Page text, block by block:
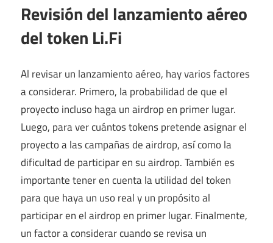
Revisión del lanzamiento aéreo
del token Li.Fi
Al revisar un lanzamiento aéreo, hay varios factores
a considerar. Primero, la probabilidad de que el
proyecto incluso haga un airdrop en primer lugar.
Luego, para ver cuántos tokens pretende asignar el
proyecto a las campañas de airdrop, así como la
dificultad de participar en su airdrop. También es
importante tener en cuenta la utilidad del token
para que haya un uso real y un propósito al
participar en el airdrop en primer lugar. Finalmente,
un factor a considerar cuando se revisa un